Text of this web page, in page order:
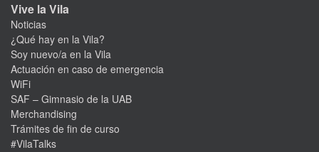
Vive la Vila
Noticias
¿Qué hay en la Vila?
Soy nuevo/a en la Vila
Actuación en caso de emergencia
WiFi
SAF – Gimnasio de la UAB
Merchandising
Trámites de fin de curso
#VilaTalks